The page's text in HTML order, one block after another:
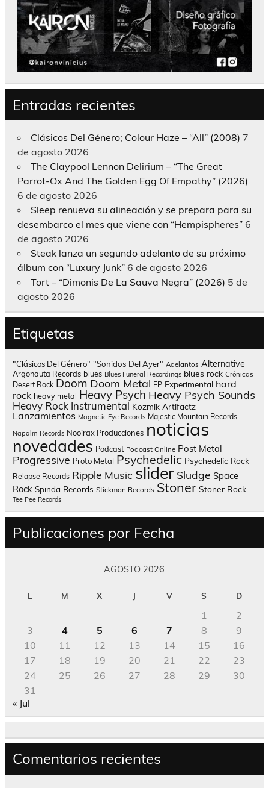
Entradas recientes
Clásicos Del Género; Colour Haze – “All” (2008) 7
de agosto 2026
The Claypool Lennon Delirium – “The Great
Parrot-Ox And The Golden Egg Of Empathy” (2026)
6 de agosto 2026
Sleep renueva su alineación y se prepara para su
desembarco el mes que viene con “Hempispheres” 6
de agosto 2026
Steak lanza un segundo adelanto de su próximo
álbum con “Luxury Junk” 6 de agosto 2026
Tort – “Dimonis De La Sauva Negra” (2026) 5 de
agosto 2026
Etiquetas
"Clásicos Del Género" "Sonidos Del Ayer" Adelantos Alternative
Argonauta Records blues Blues Funeral Recordings blues rock Crónicas
Desert Rock Doom Doom Metal EP Experimental hard
rock heavy metal Heavy Psych Heavy Psych Sounds
Heavy Rock Instrumental Kozmik Artifactz
Lanzamientos Magnetic Eye Records Majestic Mountain Records
Napalm Records Nooirax Producciones noticias
novedades Podcast Podcast Online Post Metal
Progressive Proto Metal Psychedelic Psychedelic Rock
Relapse Records Ripple Music slider Sludge Space
Rock Spinda Records Stickman Records Stoner Stoner Rock
Tee Pee Records
Publicaciones por Fecha
AGOSTO 2026
L M X J V S D
1
2
3
4 5 6 7 8
9
10
11 12 13 14 15
16
17
18 19 20 21 22
23
24
25 26 27 28 29
30
31
« Jul
Comentarios recientes